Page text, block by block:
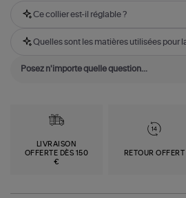
Ce collier est-il réglable ?
Quelles sont les matières utilisées pour
LIVRAISON
OFFERTE DÈS 150
€
RETOUR OFFERT